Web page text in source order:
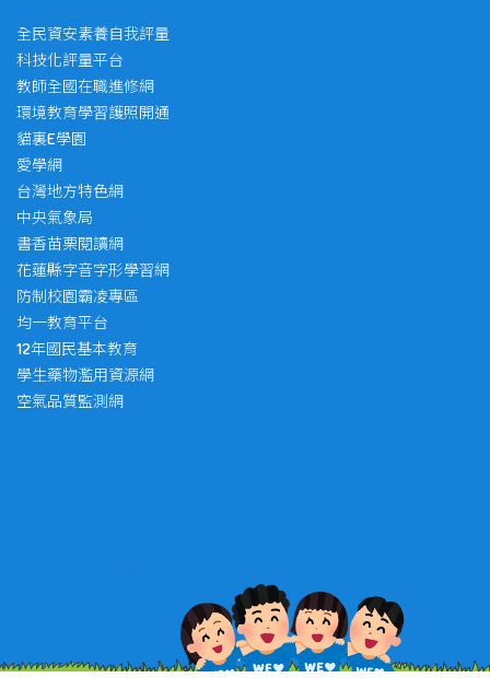
全民資安素養自我評量
科技化評量平台
教師全國在職進修網
環境教育學習護照開通
貓裏E學園
愛學網
台灣地方特色網
中央氣象局
書香苗栗閱讀網
花蓮縣字音字形學習網
防制校園霸凌專區
均一教育平台
12年國民基本教育
學生藥物濫用資源網
空氣品質監測網